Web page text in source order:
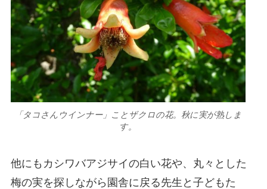
「タコさんウインナー」ことザクロの花。秋に実が熟しま
す。
他にもカシワバアジサイの白い花や、丸々とした
梅の実を探しながら園舎に戻る先生と子どもた